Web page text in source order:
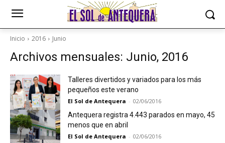
Inicio 2016 Junio
Archivos mensuales: Junio, 2016
Talleres divertidos y variados para los más
pequeños este verano
El Sol de Antequera - 02/06/2016
Antequera registra 4.443 parados en mayo, 45
menos que en abril
El Sol de Antequera - 02/06/2016